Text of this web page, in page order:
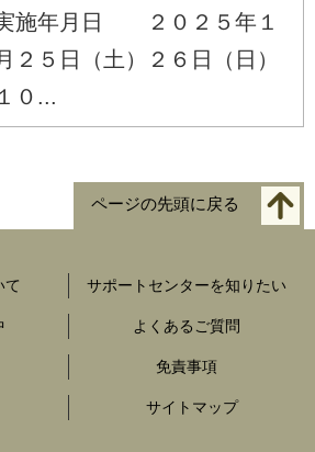
施年月日 ２０２５年１
２５日（土）２６日（日）
１０...
ページの先頭に戻る
て サポートセンターを知りたい
よくあるご質問
免責事項
サイトマップ